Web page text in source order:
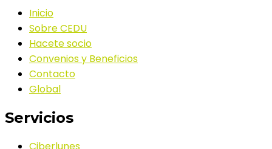
Inicio
Sobre CEDU
Hacete socio
Convenios y Beneficios
Contacto
Global
Servicios
Ciberlunes